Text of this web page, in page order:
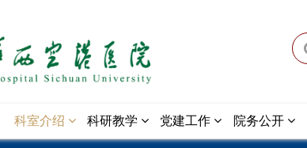
科室介绍 科研教学 党建工作 院务公开